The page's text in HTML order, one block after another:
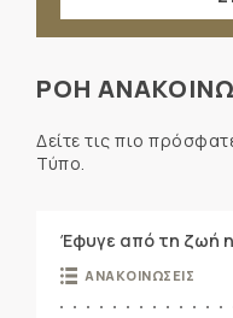
ΡΟΗ
Δείτε τις πιο
Τύπο.
Έφυγε από τη ζωή η
ΑΝΑΚΟΙΝΩΣΕΙΣ